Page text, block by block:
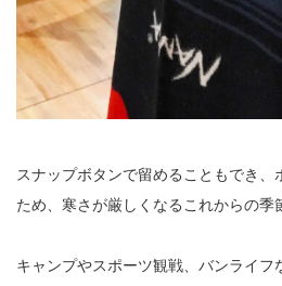
スナップボタンで留めることもでき、
ため、寒さが厳しくなるこれからの季
キャンプやスポーツ観戦、バンライフ